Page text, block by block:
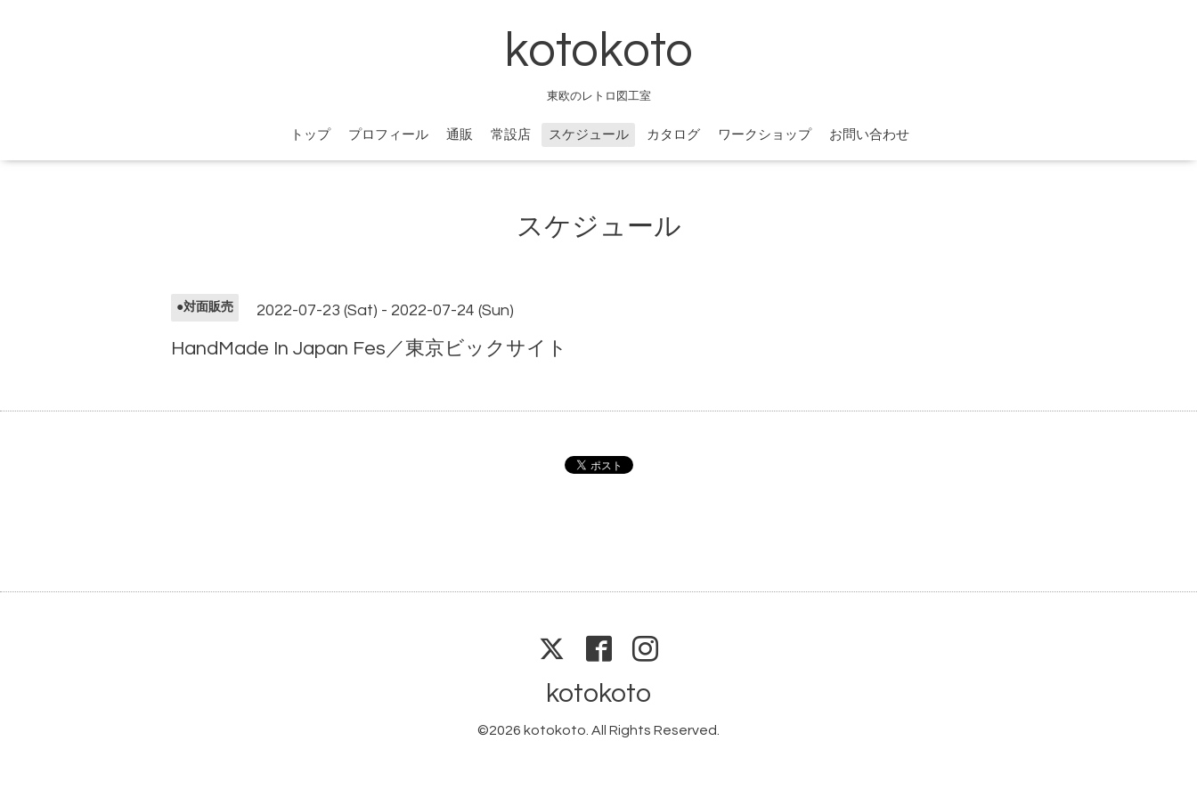
kotokoto
東欧のレトロ図工室
トップ プロフィール 通販 常設店 スケジュール カタログ ワークショップ お問い合わせ
スケジュール
●対面販売 2022-07-23 (Sat) - 2022-07-24 (Sun)
HandMade In Japan Fes／東京ビックサイト
kotokoto
©2026 kotokoto . All Rights Reserved.